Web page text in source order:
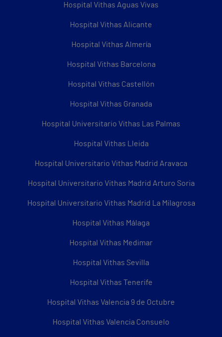
Hospital Vithas Aguas Vivas
Hospital Vithas Alicante
Hospital Vithas Almería
Hospital Vithas Barcelona
Hospital Vithas Castellón
Hospital Vithas Granada
Hospital Universitario Vithas Las Palmas
Hospital Vithas Lleida
Hospital Universitario Vithas Madrid Aravaca
Hospital Universitario Vithas Madrid Arturo Soria
Hospital Universitario Vithas Madrid La Milagrosa
Hospital Vithas Málaga
Hospital Vithas Medimar
Hospital Vithas Sevilla
Hospital Vithas Tenerife
Hospital Vithas Valencia 9 de Octubre
Hospital Vithas Valencia Consuelo